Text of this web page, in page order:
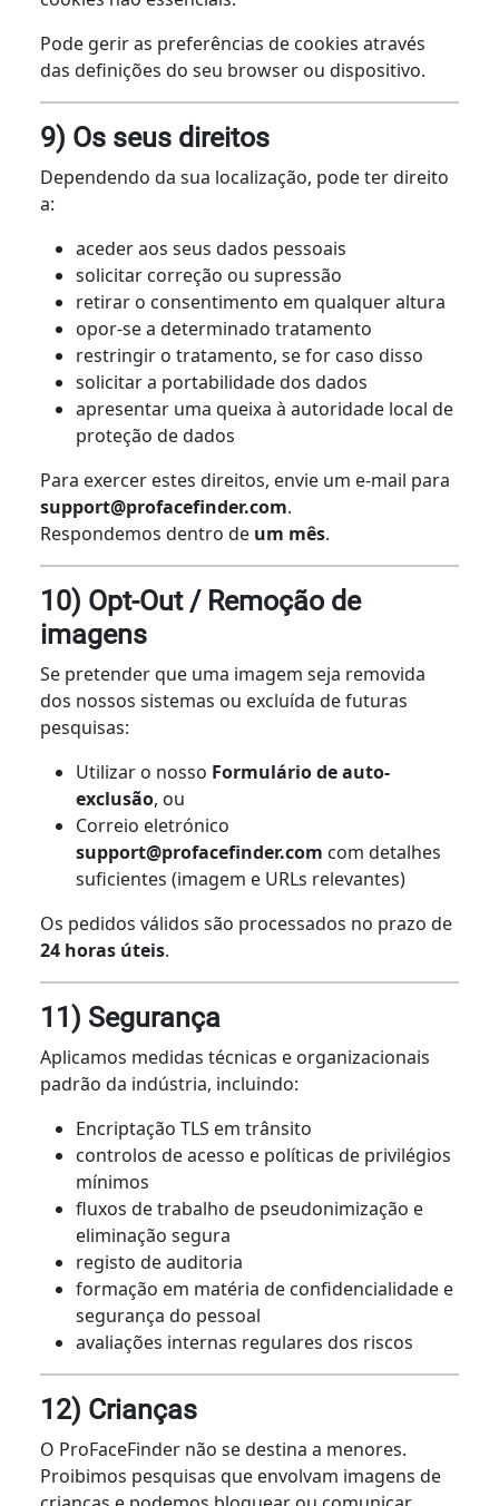
Pode gerir as preferências de cookies através
das definições do seu browser ou dispositivo.
9) Os seus direitos
Dependendo da sua localização, pode ter direito
a:
aceder aos seus dados pessoais
solicitar correção ou supressão
retirar o consentimento em qualquer altura
opor-se a determinado tratamento
restringir o tratamento, se for caso disso
solicitar a portabilidade dos dados
apresentar uma queixa à autoridade local de
proteção de dados
Para exercer estes direitos, envie um e-mail para
support@profacefinder.com.
Respondemos dentro de um mês.
10) Opt-Out / Remoção de
imagens
Se pretender que uma imagem seja removida
dos nossos sistemas ou excluída de futuras
pesquisas:
Utilizar o nosso Formulário de auto-
exclusão, ou
Correio eletrónico
support@profacefinder.com com detalhes
suficientes (imagem e URLs relevantes)
Os pedidos válidos são processados no prazo de
24 horas úteis.
11) Segurança
Aplicamos medidas técnicas e organizacionais
padrão da indústria, incluindo:
Encriptação TLS em trânsito
controlos de acesso e políticas de privilégios
mínimos
fluxos de trabalho de pseudonimização e
eliminação segura
registo de auditoria
formação em matéria de confidencialidade e
segurança do pessoal
avaliações internas regulares dos riscos
12) Crianças
O ProFaceFinder não se destina a menores.
Proibimos pesquisas que envolvam imagens de